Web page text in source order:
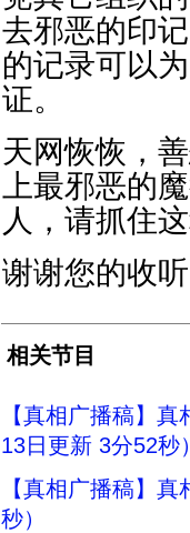
去邪恶的印
的记录可以
证。
天网恢恢，
上最邪恶的
人，请抓住
谢谢您的收
相关节目
【真相广播稿】
13日更新 3分52秒
【真相广播稿】
秒）